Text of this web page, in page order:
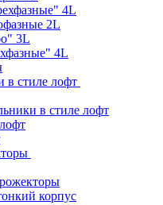
4L
2L
3L
4L
в стиле лофт
в стиле лофт
корпус